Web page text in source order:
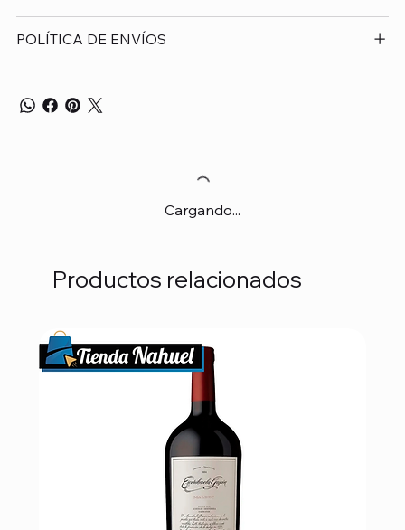
POLÍTICA DE ENVÍOS
Cargando...
Productos relacionados